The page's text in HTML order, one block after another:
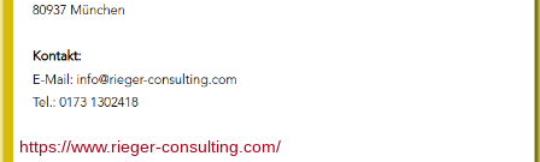
https://www.rieger-consulting.com/